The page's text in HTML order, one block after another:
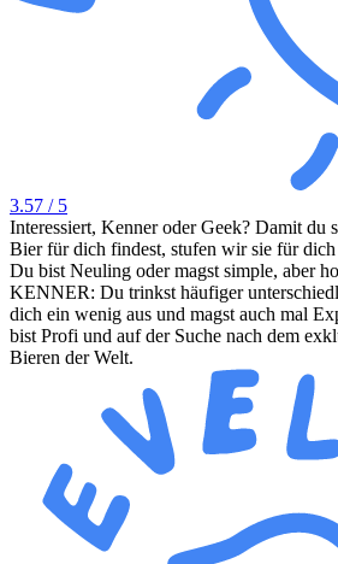
3.57 / 5
Interessiert, Kenner oder Geek? Damit du
Bier für dich findest, stufen wir sie für
Du bist Neuling oder magst simple, aber
KENNER: Du trinkst häufiger
dich ein wenig aus und magst auch mal
bist Profi und auf der Suche nach dem
Bieren der Welt.